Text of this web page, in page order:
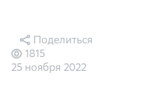
25 ноября 2022
1815
Поделиться